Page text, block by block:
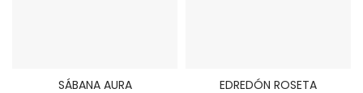
COMPRAR
SÁBANA AURA
COMPRAR
EDREDÓN ROSETA